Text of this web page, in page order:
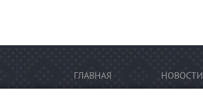
ГЛАВНАЯ НОВОСТИ